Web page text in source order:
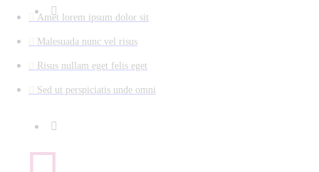
Amet lorem ipsum dolor sit
Malesuada nunc vel risus
Risus nullam eget felis eget
Sed ut perspiciatis unde omni